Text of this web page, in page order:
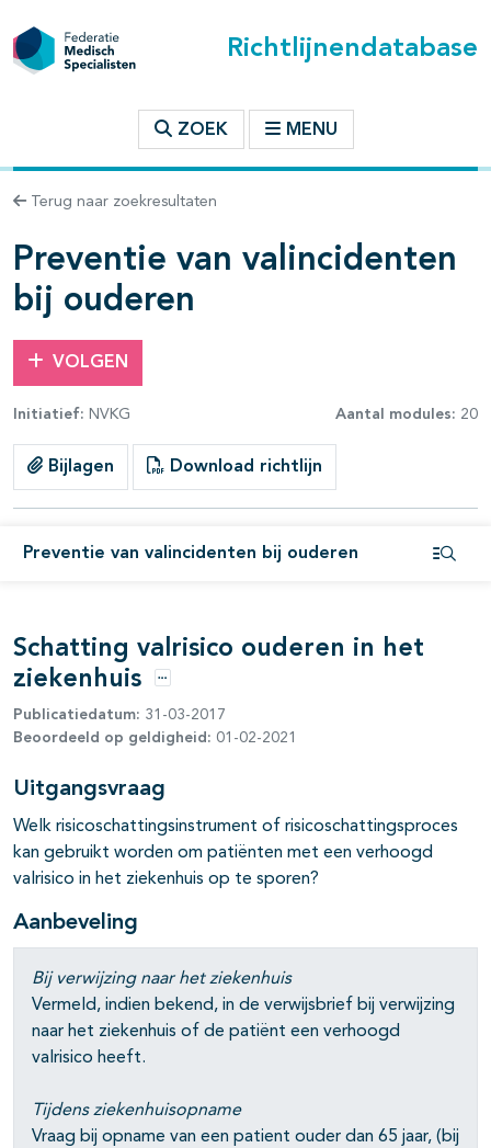
Richtlijnendatabase
ZOEK MENU
Terug naar zoekresultaten
Preventie van valincidenten
bij ouderen
VOLGEN
Initiatief: NVKG Aantal modules: 20
Bijlagen Download richtlijn
Preventie van valincidenten bij ouderen
binnen deze richtlijn
open- en dichtklappen
Schatting valrisico ouderen in het
ziekenhuis
Opties
Publicatiedatum: 31-03-2017
Beoordeeld op geldigheid: 01-02-2021
Uitgangsvraag
Welk risicoschattingsinstrument of risicoschattingsproces
kan gebruikt worden om patiënten met een verhoogd
valrisico in het ziekenhuis op te sporen?
Aanbeveling
Bij verwijzing naar het ziekenhuis
Vermeld, indien bekend, in de verwijsbrief bij verwijzing
naar het ziekenhuis of de patiënt een verhoogd
valrisico heeft.
Tijdens ziekenhuisopname
Vraag bij opname van een patient ouder dan 65 jaar, (bij